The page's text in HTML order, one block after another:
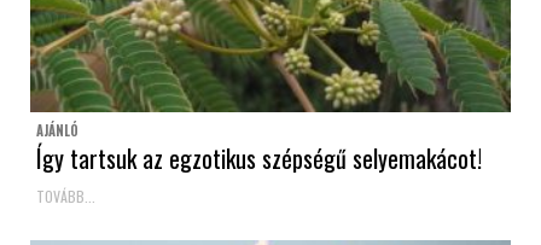
AJÁNLÓ
Így tartsuk az egzotikus szépségű selyemakácot!
TOVÁBB...